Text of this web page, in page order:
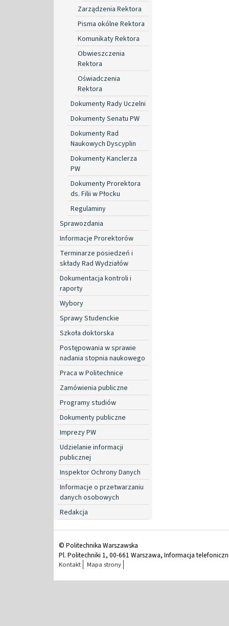
Zarządzenia Rektora
Pisma okólne Rektora
Komunikaty Rektora
Obwieszczenia
Rektora
Oświadczenia
Rektora
Dokumenty Rady Uczelni
Dokumenty Senatu PW
Dokumenty Rad
Naukowych Dyscyplin
Dokumenty Kanclerza
PW
Dokumenty Prorektora
ds. Filii w Płocku
Regulaminy
Sprawozdania
Informacje Prorektorów
Terminarze posiedzeń i
składy Rad Wydziałów
Dokumentacja kontroli i
raporty
Wybory
Sprawy Studenckie
Szkoła doktorska
Postępowania w sprawie
nadania stopnia naukowego
Praca w Politechnice
Zamówienia publiczne
Programy studiów
Dokumenty publiczne
Imprezy PW
Udzielanie informacji
publicznej
Inspektor Ochrony Danych
Informacje o przetwarzaniu
danych osobowych
Redakcja
© Politechnika Warszawska
Pl. Politechniki 1, 00-661 Warszawa, Informacja
Kontakt Mapa strony